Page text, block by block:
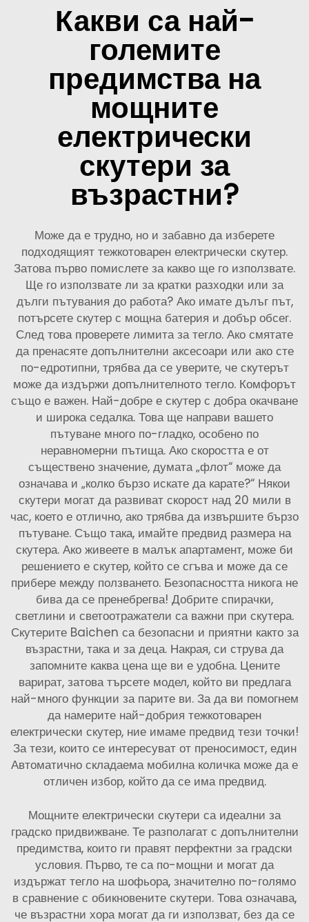
Какви са най-
големите
предимства на
мощните
електрически
скутери за
възрастни?
Може да е трудно, но и забавно да изберете
подходящият тежкотоварен електрически скутер.
Затова първо помислете за какво ще го използвате.
Ще го използвате ли за кратки разходки или за
дълги пътувания до работа? Ако имате дълъг път,
потърсете скутер с мощна батерия и добър обсег.
След това проверете лимита за тегло. Ако смятате
да пренасяте допълнителни аксесоари или ако сте
по-едротипни, трябва да се уверите, че скутерът
може да издържи допълнителното тегло. Комфорът
също е важен. Най-добре е скутер с добра окачване
и широка седалка. Това ще направи вашето
пътуване много по-гладко, особено по
неравномерни пътища. Ако скоростта е от
съществено значение, думата „флот“ може да
означава и „колко бързо искате да карате?“ Някои
скутери могат да развиват скорост над 20 мили в
час, което е отлично, ако трябва да извършите бързо
пътуване. Също така, имайте предвид размера на
скутера. Ако живеете в малък апартамент, може би
решението е скутер, който се сгъва и може да се
прибере между ползването. Безопасността никога не
бива да се пренебрегва! Добрите спирачки,
светлини и светоотражатели са важни при скутера.
Скутерите Baichen са безопасни и приятни както за
възрастни, така и за деца. Накрая, си струва да
запомните каква цена ще ви е удобна. Цените
варират, затова търсете модел, който ви предлага
най-много функции за парите ви. За да ви помогнем
да намерите най-добрия тежкотоварен
електрически скутер, ние имаме предвид тези точки!
За тези, които се интересуват от преносимост, един
Автоматично складаема мобилна количка може да е
отличен избор, който да се има предвид.
Мощните електрически скутери са идеални за
градско придвижване. Те разполагат с допълнителни
предимства, които ги правят перфектни за градски
условия. Първо, те са по-мощни и могат да
издържат тегло на шофьора, значително по-голямо
в сравнение с обикновените скутери. Това означава,
че възрастни хора могат да ги използват, без да се